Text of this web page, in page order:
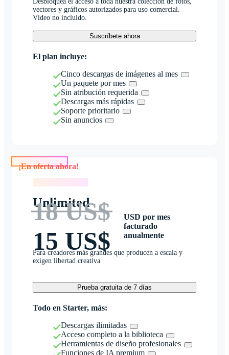
vectores y gráficos autorizados para uso comercial.
Vídeo no incluido.
Suscríbete ahora
El plan incluye:
Cinco descargas de imágenes al mes
Un paquete por mes
Sin atribución requerida
Descargas más rápidas
Soporte prioritario
Sin anuncios
Unlimited
18 US$
15 US$
USD por mes
facturado
anualmente
Para creadores más grandes que producen a escala y
exigen libertad creativa
Prueba gratuita de 7 días
Todo en Starter, más:
Descargas ilimitadas
Acceso completo a la biblioteca
Herramientas de diseño profesionales
Funciones de IA premium